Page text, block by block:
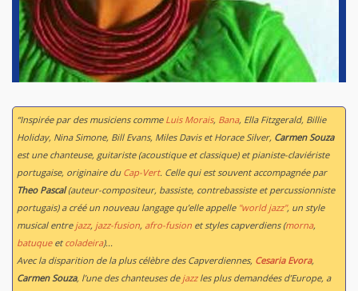
“Inspirée par des musiciens comme Luis Morais, Bana, Ella Fitzgerald, Billie
Holiday, Nina Simone, Bill Evans, Miles Davis et Horace Silver, Carmen Souza
est une chanteuse, guitariste (acoustique et classique) et pianiste-claviériste
portugaise, originaire du Cap-Vert. Celle qui est souvent accompagnée par
Theo Pascal(auteur-compositeur, bassiste, contrebassiste et percussionniste
portugais) a créé un nouveau langage qu’elle appelle "world jazz", un style
musical entre jazz, jazz-fusion, afro-fusion et styles capverdiens (morna,
batuqueet coladeira)...
Avec la disparition de la plus célèbre des Capverdiennes, Cesaria Evora,
Carmen Souza, l’une des chanteuses de jazzles plus demandées d’Europe, a